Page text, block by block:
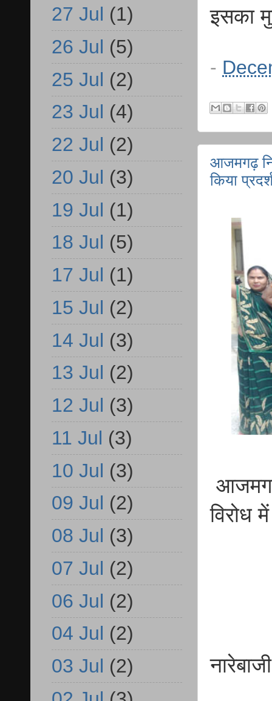
इसका
-
आजमगढ़
किया
आजमगढ़
विरोध
27 Jul (1)
26 Jul (5)
25 Jul (2)
23 Jul (4)
22 Jul (2)
20 Jul (3)
19 Jul (1)
18 Jul (5)
17 Jul (1)
15 Jul (2)
14 Jul (3)
13 Jul (2)
12 Jul (3)
11 Jul (3)
10 Jul (3)
09 Jul (2)
08 Jul (3)
07 Jul (2)
06 Jul (2)
04 Jul (2)
03 Jul (2)